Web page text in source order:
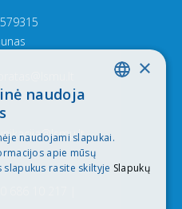
×
naudoja
naudojami slapukai.
apie mūsų
slapukus rasite skiltyje Slapukų